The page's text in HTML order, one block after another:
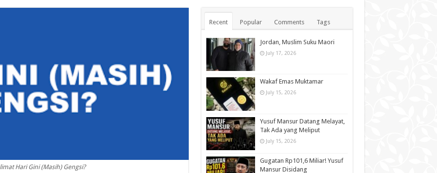
Hari Gini (Masih) Gengsi?
Recent Popular Comments Tags
Jordan, Muslim Suku Maori
July 17, 2026
Wakaf Emas Muktamar
July 15, 2026
Yusuf Mansur Datang Melayat,
Tak Ada yang Meliput
July 15, 2026
Gugatan Rp101,6 Miliar! Yusuf
Mansur Disidang